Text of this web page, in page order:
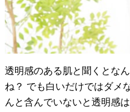
透明感のある肌と聞くとな
ね？ でも白いだけではダメ
んと含んでいないと透明感